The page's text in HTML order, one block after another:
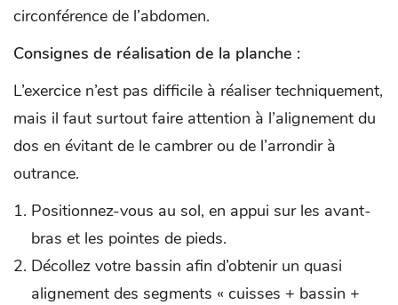
circonférence de l’abdomen.
Consignes de réalisation de la planche :
L’exercice n’est pas difficile à réaliser techniquement,
mais il faut surtout faire attention à l’alignement du
dos en évitant de le cambrer ou de l’arrondir à
outrance.
Positionnez-vous au sol, en appui sur les avant-
bras et les pointes de pieds.
Décollez votre bassin afin d’obtenir un quasi
alignement des segments « cuisses + bassin +